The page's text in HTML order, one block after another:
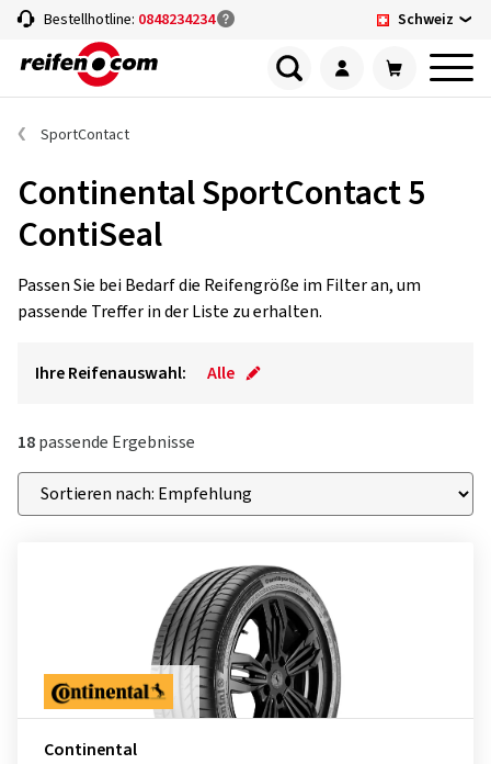
Bestellhotline: 0848234234 Schweiz
SportContact
Continental SportContact 5
ContiSeal
Passen Sie bei Bedarf die Reifengröße im Filter an, um
passende Treffer in der Liste zu erhalten.
Ihre Reifenauswahl: Alle
18passende Ergebnisse
Continental